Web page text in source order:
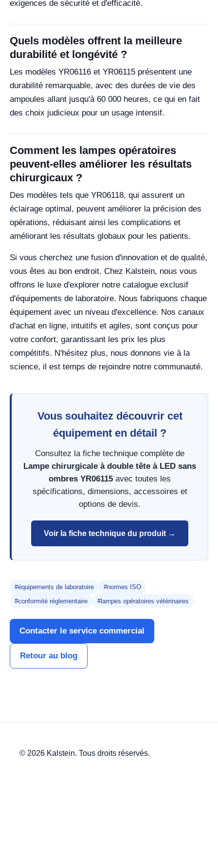
exigences de sécurité et d'efficacité.
Quels modèles offrent la meilleure
durabilité et longévité ?
Les modèles YR06116 et YR06115 présentent une
durabilité remarquable, avec des durées de vie des
ampoules allant jusqu'à 60 000 heures, ce qui en fait
des choix judicieux pour un usage intensif.
Comment les lampes opératoires
peuvent-elles améliorer les résultats
chirurgicaux ?
Des modèles tels que YR06118, qui assurent un
éclairage optimal, peuvent améliorer la précision des
opérations, réduisant ainsi les complications et
améliorant les résultats globaux pour les patients.
Si vous cherchez une fusion d'innovation et de qualité,
vous êtes au bon endroit. Chez Kalstein, nous vous
offrons le luxe d'explorer notre catalogue exclusif
d'équipements de laboratoire. Nous fabriquons chaque
équipement avec un niveau d'excellence. Nos canaux
d'achat en ligne, intuitifs et agiles, sont conçus pour
votre confort, garantissant les prix les plus
compétitifs. N'hésitez plus, nous donnons vie à la
science, il est temps de rejoindre notre communauté.
Vous souhaitez découvrir cet
équipement en détail ?
Consultez la fiche technique complète de
Lampe chirurgicale à double tête à LED sans
ombres YR06115 avec toutes les
spécifications, dimensions, accessoires et
options de devis.
Voir la fiche technique du produit →
#équipements de laboratoire
#normes ISO
#conformité réglementaire
#lampes opératoires vétérinaires
Contacter le service commercial
Retour au blog
© 2026 Kalstein. Tous droits réservés.